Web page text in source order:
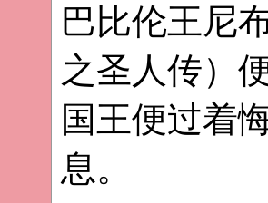
巴比伦王尼
之圣人传）
国王便过着
息。